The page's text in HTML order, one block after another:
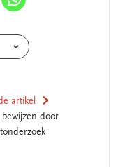
artikel
bewijzen door